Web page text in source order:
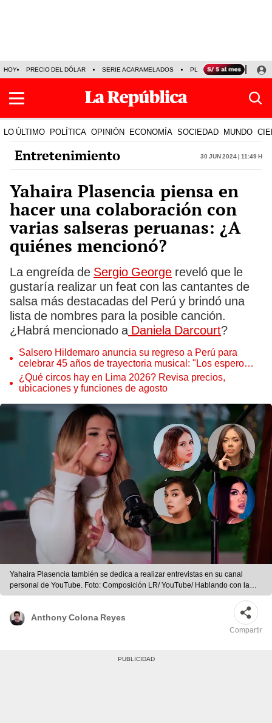
HOY PRECIO DEL DÓLAR SERIE ACARAMELADOS PLAZA VEA
LO ÚLTIMO POLÍTICA OPINIÓN ECONOMÍA SOCIEDAD MUNDO
Entretenimiento 30 Jun 2024 | 11:49 h
Yahaira Plasencia piensa en
hacer una colaboración con
varias salseras peruanas: ¿A
quiénes mencionó?
La engreída de Sergio George reveló que le
gustaría realizar un feat con las cantantes de
salsa más destacadas del Perú y brindó una
lista de nombres para la posible canción.
¿Habrá mencionado a Daniela Darcourt?
Salsero Hildemaro anuncia su regreso a Perú para
celebrar 45 años de trayectoria musical: "Los espero
para cantar con todos ustedes”
¿Qué circos hay en Lima 2026? Revisa precios,
ubicaciones y funciones de agosto
Yahaira Plasencia también se dedica a realizar entrevistas en su canal
personal de YouTube. Foto: Composición LR/ YouTube/ Hablando con la
Yaha
Anthony Colona Reyes
Compartir